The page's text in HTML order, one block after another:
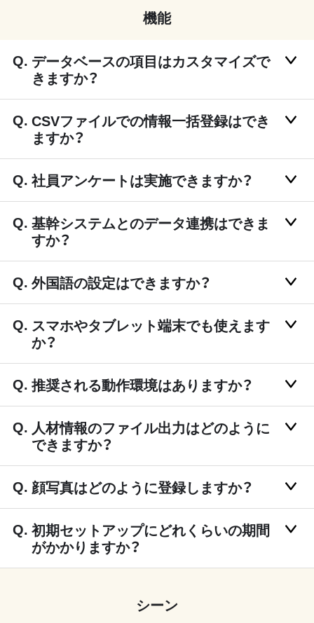
機能
データベースの項目はカスタマイズで
きますか？
CSVファイルでの情報一括登録はでき
ますか？
社員アンケートは実施できますか？
基幹システムとのデータ連携はできま
すか？
外国語の設定はできますか？
スマホやタブレット端末でも使えます
か？
推奨される動作環境はありますか？
人材情報のファイル出力はどのように
できますか？
顔写真はどのように登録しますか？
初期セットアップにどれくらいの期間
がかかりますか？
シーン